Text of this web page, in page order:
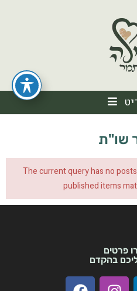
שו"ת
The current query has no
published items
פרטים
בהקדם